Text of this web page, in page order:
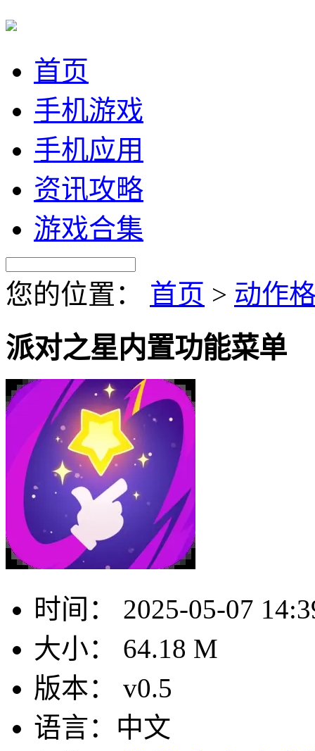
首页
手机游戏
手机应用
资讯攻略
游戏合集
您的位置： 首页 > 动作
派对之星内置功能菜单
时间：
2025-05-07
大小：
64.18 M
版本：
v0.5
语言： 中文